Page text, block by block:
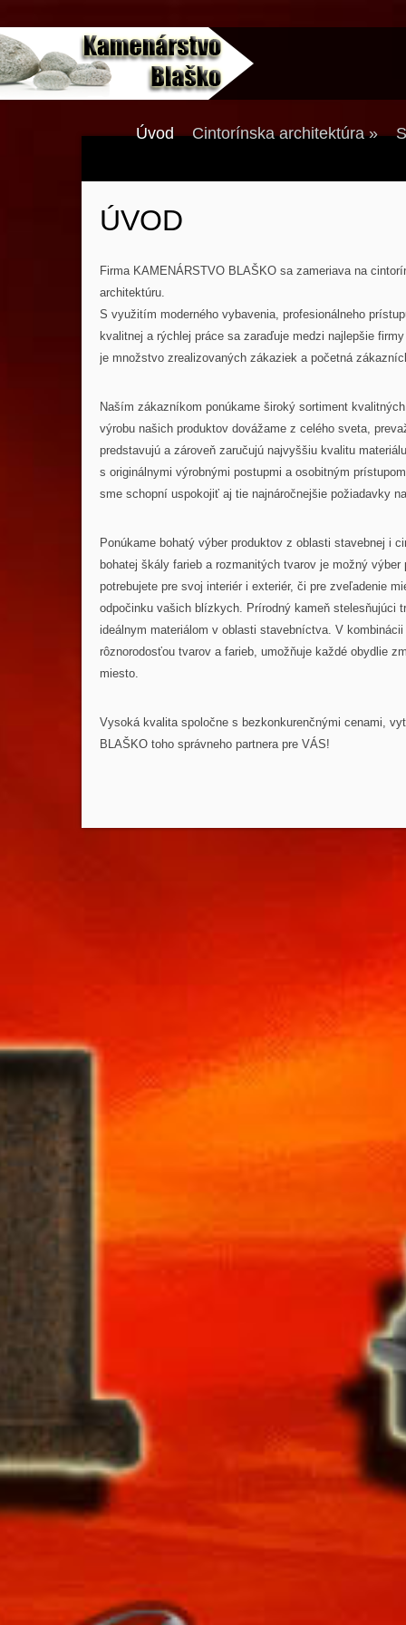
Úvod Cintorínska architektúra»
ÚVOD
Firma KAMENÁRSTVO BLAŠKO sa zameriava na
architektúru.
S využitím moderného vybavenia, profesionálneho
kvalitnej a rýchlej práce sa zaraďuje medzi najlepšie
je množstvo zrealizovaných zákaziek a početná
Naším zákazníkom ponúkame široký sortiment
výrobu našich produktov dovážame z celého sveta,
predstavujú a zároveň zaručujú najvyššiu kvalitu
s originálnymi výrobnými postupmi a osobitným
sme schopní uspokojiť aj tie najnáročnejšie požiadavky
Ponúkame bohatý výber produktov z oblasti stavebnej i
bohatej škály farieb a rozmanitých tvarov je možný výber
potrebujete pre svoj interiér i exteriér, či pre zveľadenie
odpočinku vašich blízkych. Prírodný kameň stelesňujúci
ideálnym materiálom v oblasti stavebníctva. V
rôznorodosťou tvarov a farieb, umožňuje každé obydlie
miesto.
Vysoká kvalita spoločne s bezkonkurenčnými cenami,
BLAŠKO toho správneho partnera pre VÁS!